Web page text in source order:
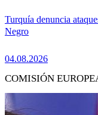
Turquía denuncia
Negro
04.08.2026
COMISIÓN